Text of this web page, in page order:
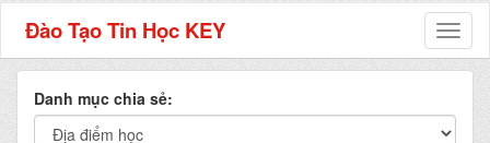
Đào Tạo Tin Học KEY
Danh mục chia sẻ: